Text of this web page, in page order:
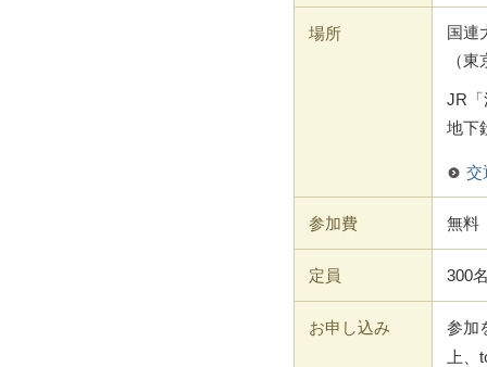
場所
国
（
JR「
地下
交
参加費 無料
定員 300
お申し込み
参加
上